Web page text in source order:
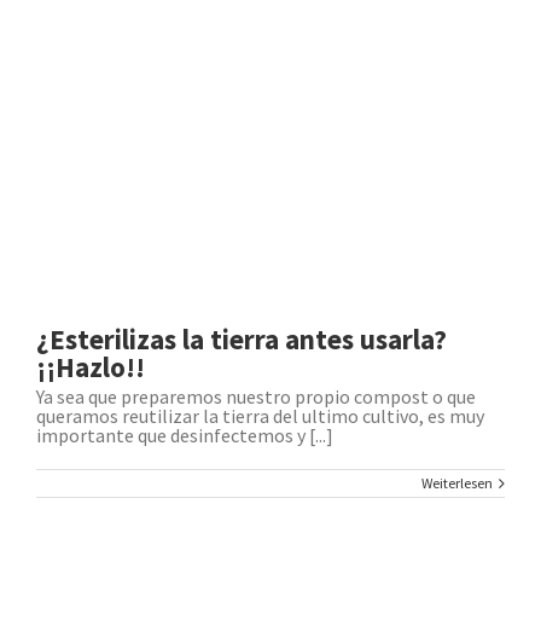
¿Esterilizas la tierra antes usarla?
¡¡Hazlo!!
Ya sea que preparemos nuestro propio compost o que
queramos reutilizar la tierra del ultimo cultivo, es muy
importante que desinfectemos y [...]
Weiterlesen